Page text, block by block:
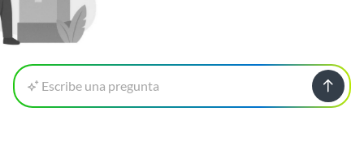
Escribe una pregunta